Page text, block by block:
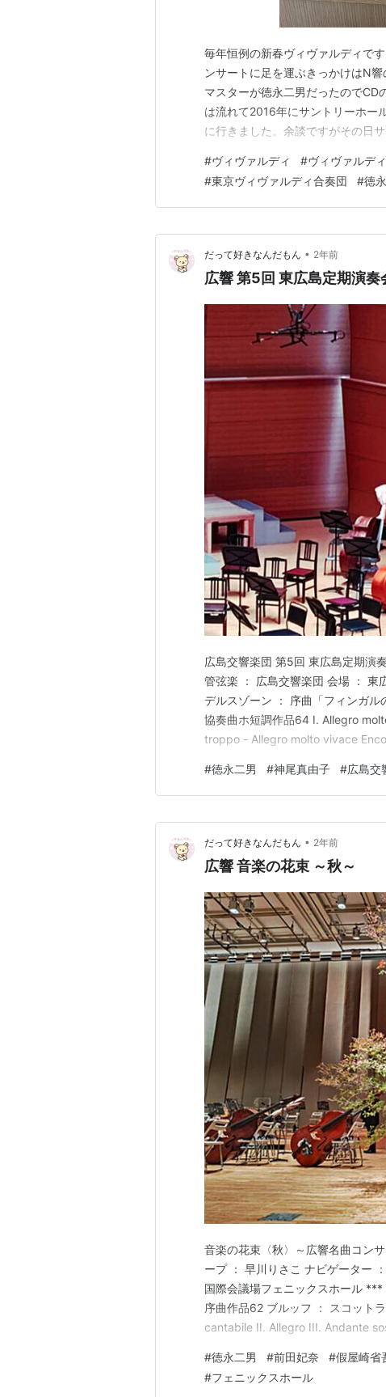
毎年恒例の新春ヴィヴァルディで
ンサートに足を運ぶきっかけはN
マスターが徳永二男だったのでCD
は流れて2016年にサントリーホー
に行きました。余談ですがその日
が客席にいて下々に手を振ってい
が最初で最後です。で、今回は楽
#ヴィヴァルディ #ヴィヴァルディ
#東京ヴィヴァルディ合奏団 #徳
だって好きなんだもん • 2年前
広響 第5回 東広島定期演奏
広島交響楽団 第5回 東広島定期演
管弦楽 ： 広島交響楽団 会場 ：
デルスゾーン ： 序曲「フィンガ
協奏曲ホ短調作品64 I. Allegro
troppo - Allegro molto vivace
#徳永二男 #神尾真由子 #広島交
だって好きなんだもん • 2年前
広響 音楽の花束 ～秋～
音楽の花束〈秋〉～広響名曲コン
ープ ： 早川りさこ ナビゲーター
国際会議場フェニックスホール
序曲作品62 ブルッフ ： スコット
cantabile II. Allegro III. Andante
#徳永二男 #前田妃奈 #假屋崎省
#フェニックスホール